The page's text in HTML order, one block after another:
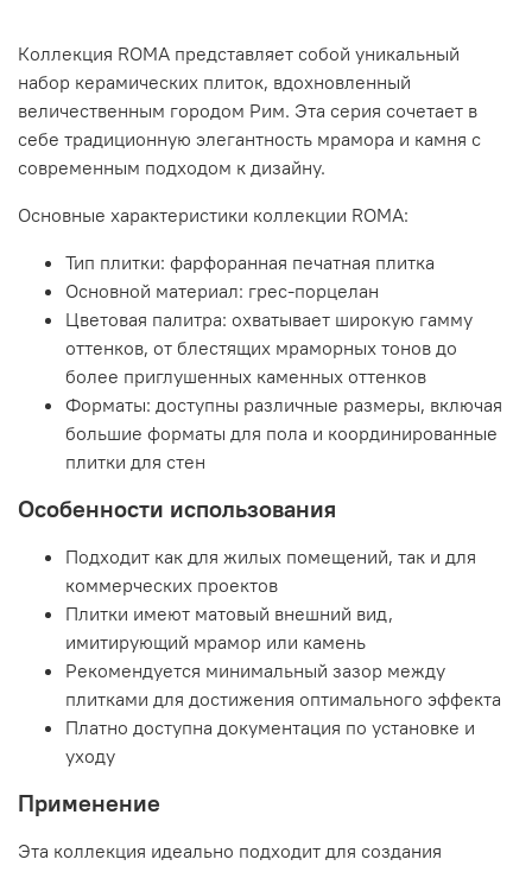
Коллекция ROMA представляет собой уникальный
набор керамических плиток, вдохновленный
величественным городом Рим. Эта серия сочетает в
себе традиционную элегантность мрамора и камня с
современным подходом к дизайну.
Основные характеристики коллекции ROMA:
Тип плитки: фарфоранная печатная плитка
Основной материал: грес-порцелан
Цветовая палитра: охватывает широкую гамму
оттенков, от блестящих мраморных тонов до
более приглушенных каменных оттенков
Форматы: доступны различные размеры, включая
большие форматы для пола и координированные
плитки для стен
Особенности использования
Подходит как для жилых помещений, так и для
коммерческих проектов
Плитки имеют матовый внешний вид,
имитирующий мрамор или камень
Рекомендуется минимальный зазор между
плитками для достижения оптимального эффекта
Платно доступна документация по установке и
уходу
Применение
Эта коллекция идеально подходит для создания